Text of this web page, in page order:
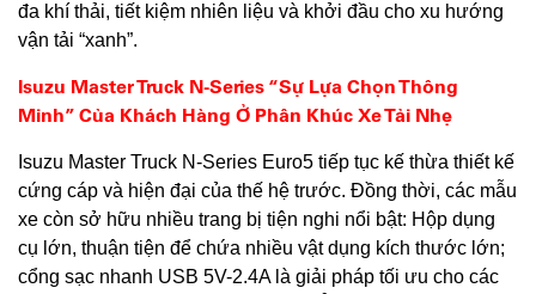
đa khí thải, tiết kiệm nhiên liệu và khởi đầu cho xu hướng
vận tải “xanh”.
Isuzu Master Truck N-Series “Sự Lựa Chọn Thông
Minh” Của Khách Hàng Ở Phân Khúc Xe Tải Nhẹ
Isuzu Master Truck N-Series Euro5 tiếp tục kế thừa thiết kế
cứng cáp và hiện đại của thế hệ trước. Đồng thời, các mẫu
xe còn sở hữu nhiều trang bị tiện nghi nổi bật: Hộp dụng
cụ lớn, thuận tiện để chứa nhiều vật dụng kích thước lớn;
cổng sạc nhanh USB 5V-2.4A là giải pháp tối ưu cho các